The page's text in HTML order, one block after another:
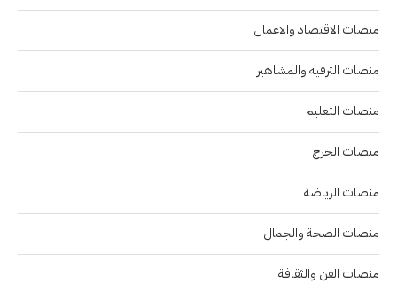
منصات الاقتصاد والاعمال
منصات الترفيه والمشاهير
منصات التعليم
منصات الخرج
منصات الرياضة
منصات الصحة والجمال
منصات الفن والثقافة